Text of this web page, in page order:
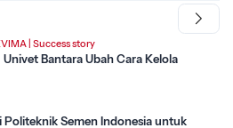
Success story
Bantara Ubah Cara Kelola
Politeknik Semen Indonesia untuk